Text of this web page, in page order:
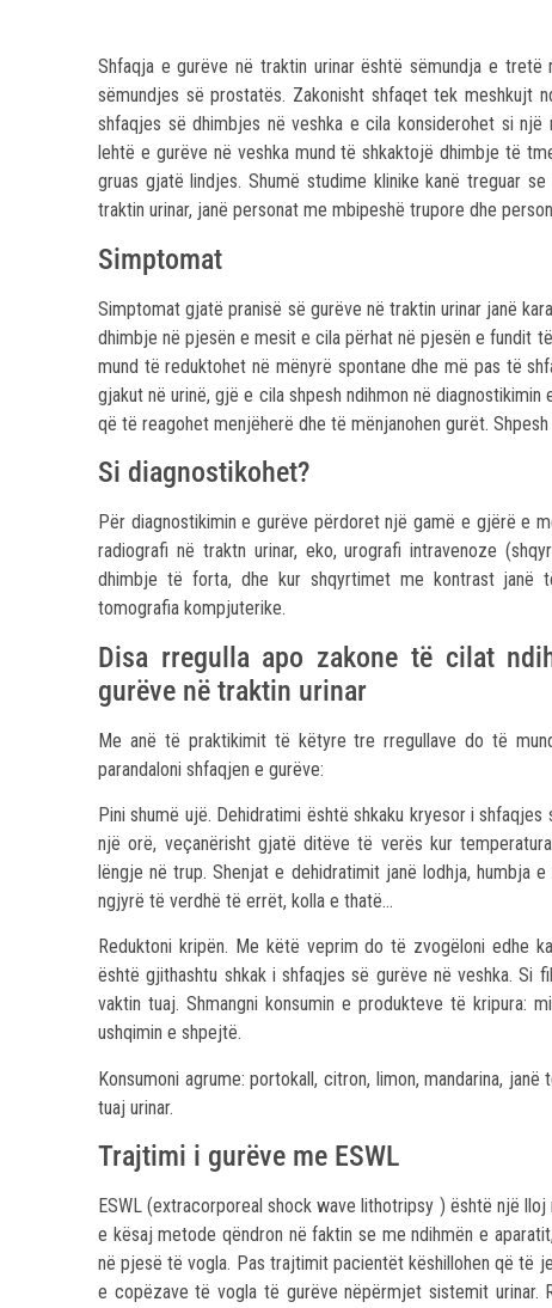
Shfaqja e gurëve në traktin urinar është sëmundja e
sëmundjes së prostatës. Zakonisht shfaqet tek meshkujt
shfaqjes së dhimbjes në veshka e cila konsiderohet si
lehtë e gurëve në veshka mund të shkaktojë dhimbje të
gruas gjatë lindjes. Shumë studime klinike kanë treguar
traktin urinar, janë personat me mbipeshë trupore dhe
Simptomat
Simptomat gjatë pranisë së gurëve në traktin urinar janë
dhimbje në pjesën e mesit e cila përhat në pjesën e fundit
mund të reduktohet në mënyrë spontane dhe më pas të
gjakut në urinë, gjë e cila shpesh ndihmon në
që të reagohet menjëherë dhe të mënjanohen gurët.
Si diagnostikohet?
Për diagnostikimin e gurëve përdoret një gamë e gjërë e
radiografi në traktn urinar, eko, urografi intravenoze
dhimbje të forta, dhe kur shqyrtimet me kontrast janë
tomografia kompjuterike.
Disa rregulla apo zakone të cilat
gurëve në traktin urinar
Me anë të praktikimit të këtyre tre rregullave do të
parandaloni shfaqjen e gurëve:
Pini shumë ujë. Dehidratimi është shkaku kryesor i
një orë, veçanërisht gjatë ditëve të verës kur
lëngje në trup. Shenjat e dehidratimit janë lodhja, humbja
ngjyrë të verdhë të errët, kolla e thatë…
Reduktoni kripën. Me këtë veprim do të zvogëloni edhe
është gjithashtu shkak i shfaqjes së gurëve në veshka. Si
vaktin tuaj. Shmangni konsumin e produkteve të kripura:
ushqimin e shpejtë.
Konsumoni agrume: portokall, citron, limon, mandarina,
tuaj urinar.
Trajtimi i gurëve me ESWL
ESWL (extracorporeal shock wave lithotripsy ) është një
e kësaj metode qëndron në faktin se me ndihmën e
në pjesë të vogla. Pas trajtimit pacientët këshillohen që të
e copëzave të vogla të gurëve nëpërmjet sistemit urinar.